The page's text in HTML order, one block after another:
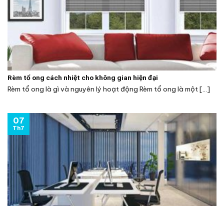
Rèm tổ ong cách nhiệt cho không gian hiện đại
Rèm tổ ong là gì và nguyên lý hoạt động Rèm tổ ong là một [...]
07
Th7